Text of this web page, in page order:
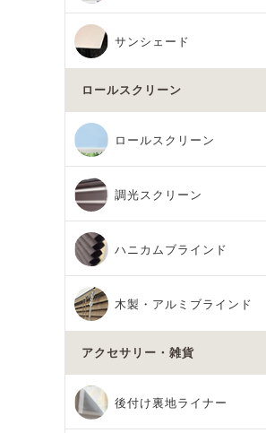
サンシェード
ロールスクリーン
ロールスクリーン
調光スクリーン
ハニカムブラインド
木製・アルミブラインド
アクセサリー・雑貨
後付け裏地ライナー